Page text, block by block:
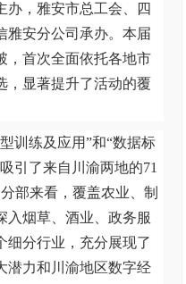
办，雅安市总工会、四
雅安分公司承办。本届
，首次全面依托各地市
，显著提升了活动的覆
训练及应用”和“数据标
引了来自川渝两地的71
部来看，覆盖农业、制
入烟草、酒业、政务服
细分行业，充分展现了
潜力和川渝地区数字经